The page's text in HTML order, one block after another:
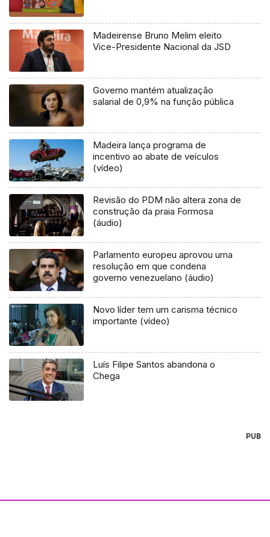
Madeirense Bruno Melim eleito
Vice-Presidente Nacional da JSD
Governo mantém atualização
salarial de 0,9% na função pública
Madeira lança programa de
incentivo ao abate de veículos
(vídeo)
Revisão do PDM não altera zona de
construção da praia Formosa
(áudio)
Parlamento europeu aprovou uma
resolução em que condena
governo venezuelano (áudio)
Novo líder tem um carisma técnico
importante (vídeo)
Luís Filipe Santos abandona o
Chega
PUB